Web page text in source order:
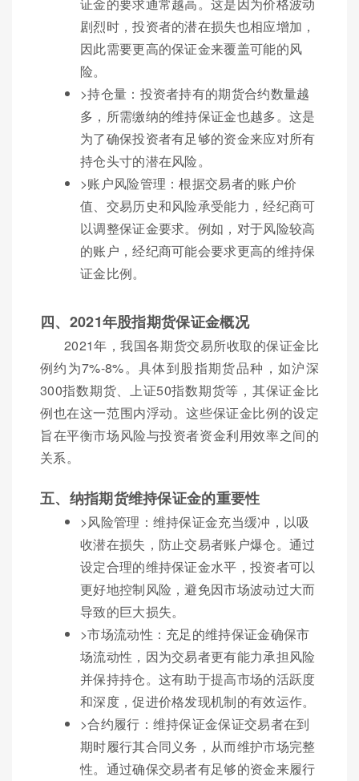
证金的要求通常越高。这是因为价格波动
剧烈时，投资者的潜在损失也相应增加，
因此需要更高的保证金来覆盖可能的风
险。
>持仓量：投资者持有的期货合约数量越
多，所需缴纳的维持保证金也越多。这是
为了确保投资者有足够的资金来应对所有
持仓头寸的潜在风险。
>账户风险管理：根据交易者的账户价
值、交易历史和风险承受能力，经纪商可
以调整保证金要求。例如，对于风险较高
的账户，经纪商可能会要求更高的维持保
证金比例。
四、2021年股指期货保证金概况
2021年，我国各期货交易所收取的保证金比
例约为7%-8%。具体到股指期货品种，如沪深
300指数期货、上证50指数期货等，其保证金比
例也在这一范围内浮动。这些保证金比例的设定
旨在平衡市场风险与投资者资金利用效率之间的
关系。
五、纳指期货维持保证金的重要性
>风险管理：维持保证金充当缓冲，以吸
收潜在损失，防止交易者账户爆仓。通过
设定合理的维持保证金水平，投资者可以
更好地控制风险，避免因市场波动过大而
导致的巨大损失。
>市场流动性：充足的维持保证金确保市
场流动性，因为交易者更有能力承担风险
并保持持仓。这有助于提高市场的活跃度
和深度，促进价格发现机制的有效运作。
>合约履行：维持保证金保证交易者在到
期时履行其合同义务，从而维护市场完整
性。通过确保交易者有足够的资金来履行